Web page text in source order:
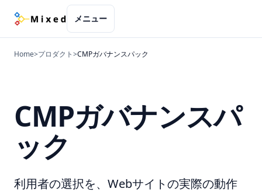
メニュー
Home>プロダクト>CMPガバナンスパック
CMPガバナンスパ
ック
利用者の選択を、Webサイトの実際の動作